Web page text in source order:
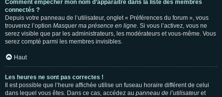
Comment empêcher mon nom d’apparaître dans la liste des membres
connectés ?
Depuis votre panneau de l’utilisateur, onglet « Préférences du forum », vous
trouverez l’option Masquer ma présence en ligne. Si vous l’activez, vous ne
serez visible que par les administrateurs, les modérateurs et vous-même. Vous
serez compté parmi les membres invisibles.
Haut
Les heures ne sont pas correctes !
Il est possible que l’heure affichée utilise un fuseau horaire différent de celui
dans lequel vous êtes. Dans ce cas, accédez au panneau de l’utilisateuret